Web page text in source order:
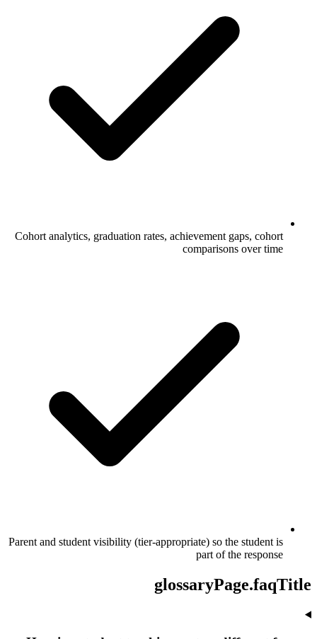
Cohort analytics, graduation rates, achievement gaps, cohort
comparisons over time
Parent and student visibility (tier-appropriate) so the student is
part of the response
glossaryPage.faqTitle